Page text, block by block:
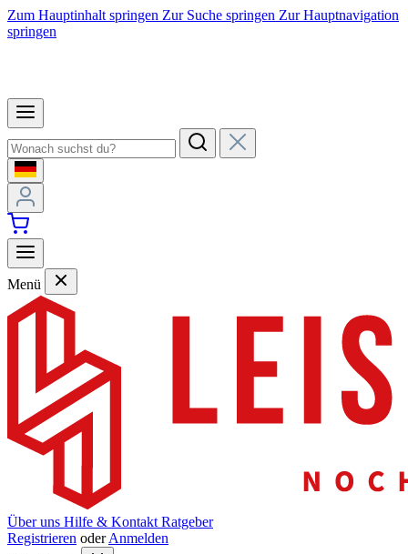
Zum Hauptinhalt springen Zur Suche springen Zur Hauptnavigation
springen
Menü
Über uns Hilfe & Kontakt Ratgeber
Registrieren oder Anmelden